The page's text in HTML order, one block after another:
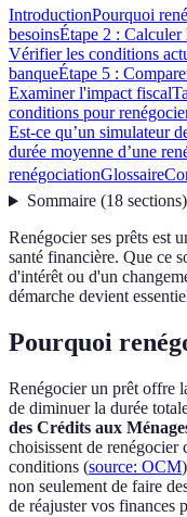
IntroductionPourquoi
besoinsÉtape 2 : Calculer
Vérifier les conditions
banqueÉtape 5 :
Examiner l'impact fiscal
conditions pour
Est-ce qu’un simulateur
durée moyenne d’une
renégociationGlossaire
Sommaire(18 sections)
Renégocier ses prêts est
santé financière. Que ce
d'intérêt ou d'un
démarche devient
Pourquoi
Renégocier un prêt offre
de diminuer la durée
des Crédits aux
choisissent de renégocier
conditions (source: OCM
non seulement de faire
de réajuster vos finances